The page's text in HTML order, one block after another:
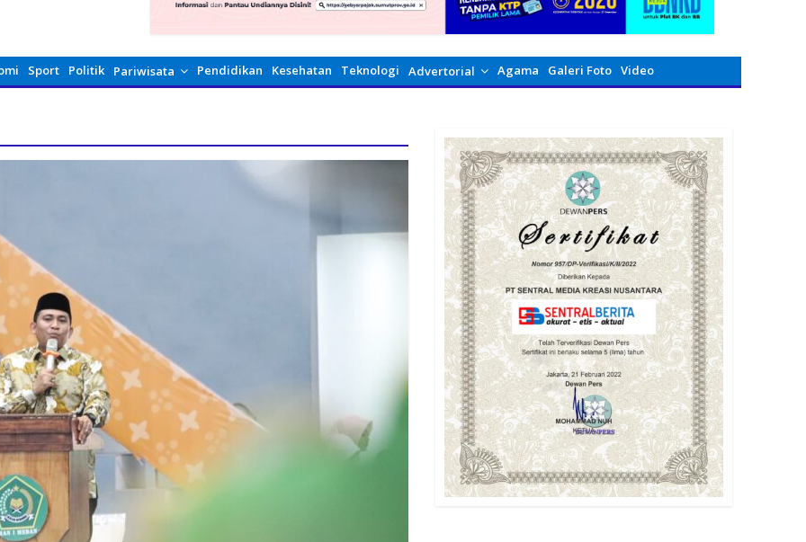
Sport Politik Pariwisata Pendidikan Kesehatan Teknologi Advertorial Agama Galeri Foto Video